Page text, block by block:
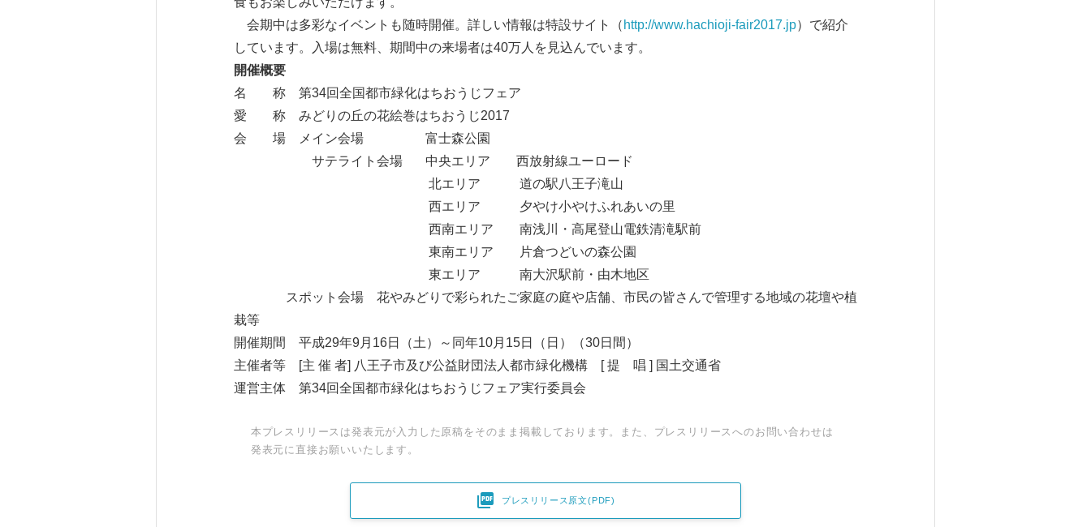
会期中は多彩なイベントも随時開催。詳しい情報は特設サイト（ http://www.hachioji-fair2017.jp）で紹介
しています。入場は無料、期間中の来場者は40万人を見込んでいます。
開催概要
名 称 第34回全国都市緑化はちおうじフェア
愛 称 みどりの丘の花絵巻はちおうじ2017
会 場 メイン会場 富士森公園
サテライト会場 中央エリア 西放射線ユーロード
北エリア 道の駅八王子滝山
西エリア 夕やけ小やけふれあいの里
西南エリア 南浅川・高尾登山電鉄清滝駅前
東南エリア 片倉つどいの森公園
東エリア 南大沢駅前・由木地区
スポット会場 花やみどりで彩られたご家庭の庭や店舗、市民の皆さんで管理する地域の花壇や植
栽等
開催期間 平成29年9月16日（土）～同年10月15日（日）（30日間）
主催者等 [主 催 者] 八王子市及び公益財団法人都市緑化機構 [ 提 唱 ] 国土交通省
運営主体 第34回全国都市緑化はちおうじフェア実行委員会
本プレスリリースは発表元が入力した原稿をそのまま掲載しております。また、プレスリリースへのお問い合わせは
発表元に直接お願いいたします。
 プレスリリース原文(PDF)